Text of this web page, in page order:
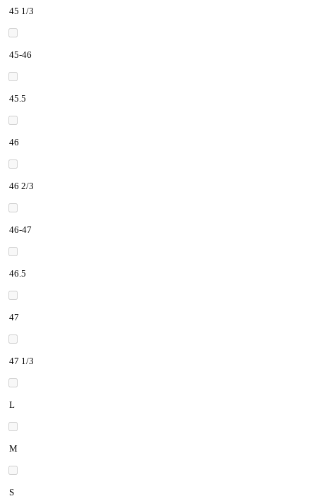
45 1/3
45-46
45.5
46
46 2/3
46-47
46.5
47
47 1/3
L
M
S